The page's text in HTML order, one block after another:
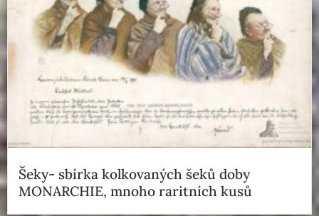
Šeky- sbírka kolkovaných šeků doby
MONARCHIE, mnoho raritních kusů